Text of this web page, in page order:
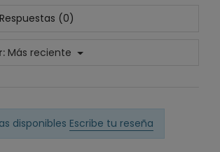
(0)
Más reciente
disponibles Escribe tu reseña